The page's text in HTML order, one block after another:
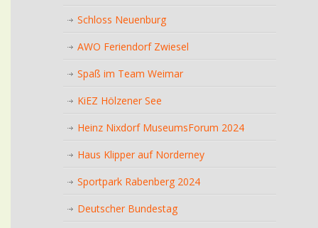
Schloss Neuenburg
AWO Feriendorf Zwiesel
Spaß im Team Weimar
KiEZ Hölzener See
Heinz Nixdorf MuseumsForum 2024
Haus Klipper auf Norderney
Sportpark Rabenberg 2024
Deutscher Bundestag